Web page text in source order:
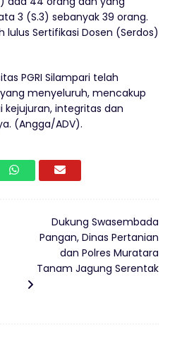
3 (S.3) sebanyak 39 orang.
Sertifikasi Dosen (Serdos)
PGRI Silampari telah
menyeluruh, mencakup
kejujuran, integritas dan
(Angga/ADV).
Dukung Swasembada
Pangan, Dinas Pertanian
dan Polres Muratara
Tanam Jagung Serentak